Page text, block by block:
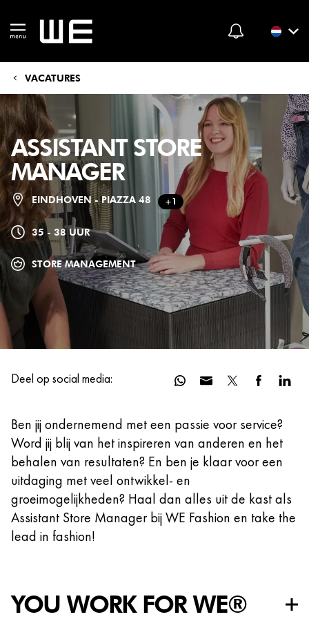
VACATURES
ASSISTANT STORE
MANAGER
EINDHOVEN - PIAZZA 48 +1
35 - 38 UUR
STORE MANAGEMENT
Deel op social media:
Ben jij ondernemend met een passie voor service?
Word jij blij van het inspireren van anderen en het
behalen van resultaten? En ben je klaar voor een
uitdaging met veel ontwikkel- en
groeimogelijkheden? Haal dan alles uit de kast als
Assistant Store Manager bij WE Fashion en take the
lead in fashion!
YOU WORK FOR WE®